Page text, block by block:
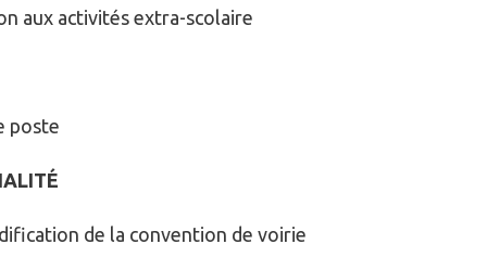
activités extra-scolaire
de la convention de voirie